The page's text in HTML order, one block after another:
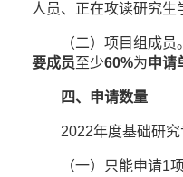
人员、正在攻读研究生
（二）项目组成员。
要成员至少60%为申请
四、申请数量
2022年度基础研究专
（一）只能申请1项